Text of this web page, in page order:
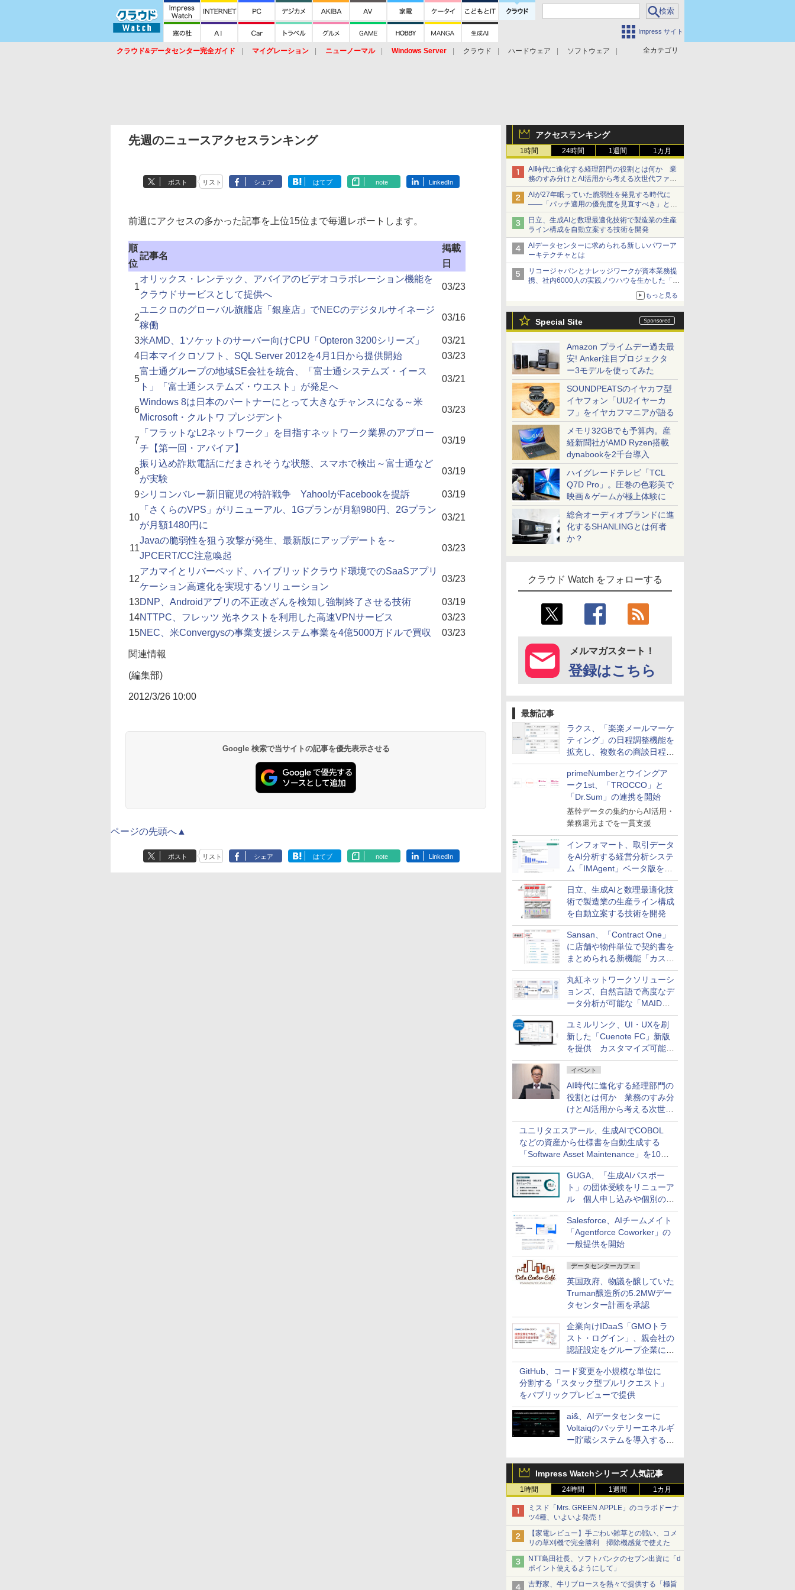
Impress サイト
全カテゴリ
クラウド&データセンター完全ガイド マイグレーション ニューノーマル Windows Server クラウド ハードウェア
ソフトウェア
アクセスランキング
1時間 24時間 1週間 1カ月
AI時代に進化する経理部門の役割とは何か 業
務のすみ分けとAI活用から考える次世代ファイ
ナンス戦略
AIが27年眠っていた脆弱性を発見する時代に
――「パッチ適用の優先度を見直すべき」とセ
キュリティ専門家
日立、生成AIと数理最適化技術で製造業の生産
ライン構成を自動立案する技術を開発
AIデータセンターに求められる新しいパワーア
ーキテクチャとは
リコージャパンとナレッジワークが資本業務提
携、社内6000人の実践ノウハウを生かした「AI
もっと見る
Special Site
Amazon プライムデー過去最
安! Anker注目プロジェクタ
ー3モデルを使ってみた
SOUNDPEATSのイヤカフ型
イヤフォン「UU2イヤーカ
フ」をイヤカフマニアが語る
メモリ32GBでも予算内。産
経新聞社がAMD Ryzen搭載
dynabookを2千台導入
ハイグレードテレビ「TCL
Q7D Pro」。圧巻の色彩美で
映画＆ゲームが極上体験に
総合オーディオブランドに進
化するSHANLINGとは何者
か？
クラウド Watch をフォローする
メルマガスタート！
登録はこちら
最新記事
ラクス、「楽楽メールマーケ
ティング」の日程調整機能を
拡充し、複数名の商談日程調
整を効率化
primeNumberとウイングア
ーク1st、「TROCCO」と
「Dr.Sum」の連携を開始
基幹データの集約からAI活用・
業務還元までを一貫支援
インフォマート、取引データ
をAI分析する経営分析システ
ム「IMAgent」ベータ版を提
供
日立、生成AIと数理最適化技
術で製造業の生産ライン構成
を自動立案する技術を開発
Sansan、「Contract One」
に店舗や物件単位で契約書を
まとめられる新機能「カスタ
ム契約ツリー」を追加
丸紅ネットワークソリューシ
ョンズ、自然言語で高度なデ
ータ分析が可能な「MAIDOA
AI ASSIST」を9月より提供
ユミルリンク、UI・UXを刷
新した「Cuenote FC」新版
を提供 カスタマイズ可能な
ダッシュボード画面を搭載
イベント
AI時代に進化する経理部門の
役割とは何か 業務のすみ分
けとAI活用から考える次世代
ファイナンス戦略
ユニリタエスアール、生成AIでCOBOL
などの資産から仕様書を自動生成する
「Software Asset Maintenance」を10月
に発売
GUGA、「生成AIパスポー
ト」の団体受験をリニューア
ル 個人申し込みや個別の支
払いなどに対応
Salesforce、AIチームメイト
「Agentforce Coworker」の
一般提供を開始
データセンターカフェ
英国政府、物議を醸していた
Truman醸造所の5.2MWデー
タセンター計画を承認
企業向けIDaaS「GMOトラ
スト・ログイン」、親会社の
認証設定をグループ企業に展
開できる新機能を提供
GitHub、コード変更を小規模な単位に
分割する「スタック型プルリクエスト」
をパブリックプレビューで提供
ai&、AIデータセンターに
Voltaiqのバッテリーエネルギ
ー貯蔵システムを導入する計
Impress Watchシリーズ 人気記事
1時間 24時間 1週間 1カ月
ミスド「Mrs. GREEN APPLE」のコラボドーナ
ツ4種、いよいよ発売！
【家電レビュー】手ごわい雑草との戦い、コメ
リの草刈機で完全勝利 掃除機感覚で使えた
NTT島田社長、ソフトバンクのセブン出資に「d
ポイント使えるようにして」
吉野家、牛リブロースを熱々で提供する「極旨
先週のニュースアクセスランキング
ポスト リスト シェア はてブ note LinkedIn
前週にアクセスの多かった記事を上位15位まで毎週レポートします。
順
位
記事名
掲載
日
1
オリックス・レンテック、アバイアのビデオコラボレーション機能を
クラウドサービスとして提供へ
03/23
2
ユニクロのグローバル旗艦店「銀座店」でNECのデジタルサイネージ
稼働
03/16
3米AMD、1ソケットのサーバー向けCPU「Opteron 3200シリーズ」
03/21
4日本マイクロソフト、SQL Server 2012を4月1日から提供開始 03/23
5
富士通グループの地域SE会社を統合、「富士通システムズ・イース
ト」「富士通システムズ・ウエスト」が発足へ
03/21
6
Windows 8は日本のパートナーにとって大きなチャンスになる～米
Microsoft・クルトワ プレジデント
03/23
7
「フラットなL2ネットワーク」を目指すネットワーク業界のアプロー
チ【第一回・アバイア】
03/19
8
振り込め詐欺電話にだまされそうな状態、スマホで検出～富士通など
が実験
03/19
9シリコンバレー新旧寵児の特許戦争 Yahoo!がFacebookを提訴 03/19
10
「さくらのVPS」がリニューアル、1Gプランが月額980円、2Gプラン
が月額1480円に
03/21
11
Javaの脆弱性を狙う攻撃が発生、最新版にアップデートを～
JPCERT/CC注意喚起
03/23
12
アカマイとリバーベッド、ハイブリッドクラウド環境でのSaaSアプリ
ケーション高速化を実現するソリューション
03/23
13DNP、Androidアプリの不正改ざんを検知し強制終了させる技術
03/19
14NTTPC、フレッツ 光ネクストを利用した高速VPNサービス
03/23
15NEC、米Convergysの事業支援システム事業を4億5000万ドルで買収 03/23
関連情報
(編集部)
2012/3/26 10:00
Google 検索で当サイトの記事を優先表示させる
ページの先頭へ▲
ポスト リスト シェア はてブ note LinkedIn